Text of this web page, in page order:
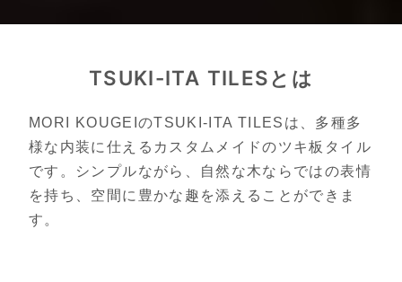
TSUKI-ITA TILESとは
MORI KOUGEIのTSUKI-ITA TILESは、多種多
様な内装に仕えるカスタムメイドのツキ板タイル
です。シンプルながら、自然な木ならではの表情
を持ち、空間に豊かな趣を添えることができま
す。